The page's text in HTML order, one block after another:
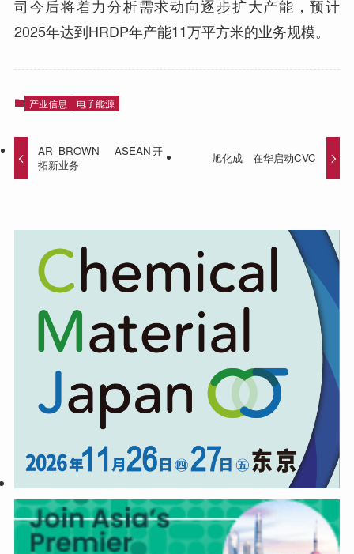
司今后将着力分析需求动向逐步扩大产能，预计
2025年达到HRDP年产能11万平方米的业务规模。
产业信息 电子能源
AR BROWN ASEAN开
拓新业务
旭化成 在华启动CVC